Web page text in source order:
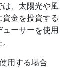
は、太陽光や風
金を投資する
ーサーを使用
用する場合